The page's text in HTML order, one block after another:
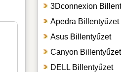
3Dconnexion
Apedra Billentyűzet
Asus Billentyűzet
Canyon Billentyűzet
DELL Billentyűzet